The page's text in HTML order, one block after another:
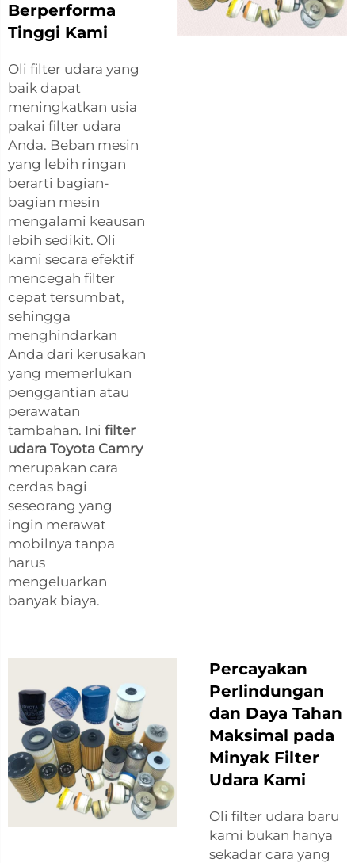
Berperforma
Tinggi Kami
Oli filter udara yang
baik dapat
meningkatkan usia
pakai filter udara
Anda. Beban mesin
yang lebih ringan
berarti bagian-
bagian mesin
mengalami keausan
lebih sedikit. Oli
kami secara efektif
mencegah filter
cepat tersumbat,
sehingga
menghindarkan
Anda dari kerusakan
yang memerlukan
penggantian atau
perawatan
tambahan. Ini filter
udara Toyota Camry
merupakan cara
cerdas bagi
seseorang yang
ingin merawat
mobilnya tanpa
harus
mengeluarkan
banyak biaya.
Percayakan
Perlindungan
dan Daya Tahan
Maksimal pada
Minyak Filter
Udara Kami
Oli filter udara baru
kami bukan hanya
sekadar cara yang